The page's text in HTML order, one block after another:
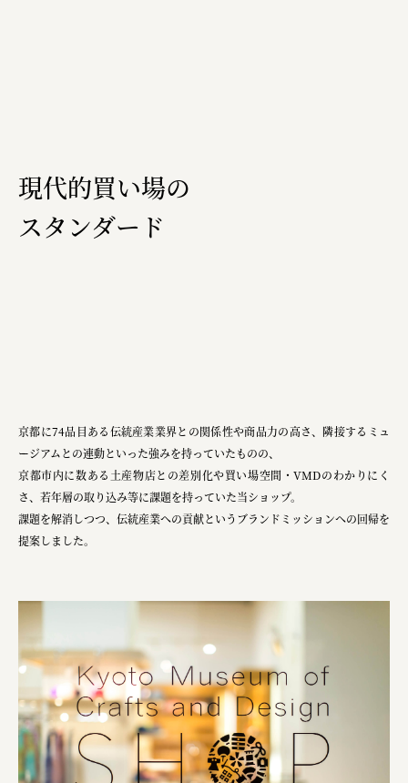
福山電業株式会社
有限会社 南印度洋行
株式会社カタパット
ユウキ食品株式会社、株式会社広明通信社
株式会社ひらく
株式会社ニューテックシンセイ
PALAB
GOEMON
株式会社ヤマサン
株式会社 マツバラ
株式会社東果堂
アトラス化成
現代的買い場の
スタンダード
京都に74品目ある伝統産業業界との関係性や商品力の高さ、隣接するミュ
ージアムとの連動といった強みを持っていたものの、
京都市内に数ある土産物店との差別化や買い場空間・VMDのわかりにく
さ、若年層の取り込み等に課題を持っていた当ショップ。
課題を解消しつつ、伝統産業への貢献というブランドミッションへの回帰を
提案しました。